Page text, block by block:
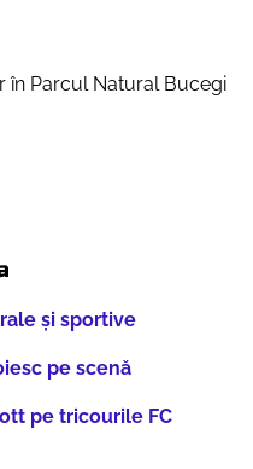
în Parcul Natural Bucegi
şi sportive
pe scenă
pe tricourile FC